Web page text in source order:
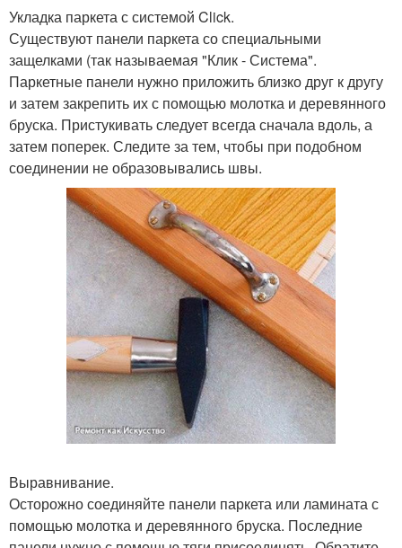
Укладка паркета с системой Click.
Существуют панели паркета со специальными
защелками (так называемая "Клик - Система".
Паркетные панели нужно приложить близко друг к другу
и затем закрепить их с помощью молотка и деревянного
бруска. Пристукивать следует всегда сначала вдоль, а
затем поперек. Следите за тем, чтобы при подобном
соединении не образовывались швы.
Выравнивание.
Осторожно соединяйте панели паркета или ламината с
помощью молотка и деревянного бруска. Последние